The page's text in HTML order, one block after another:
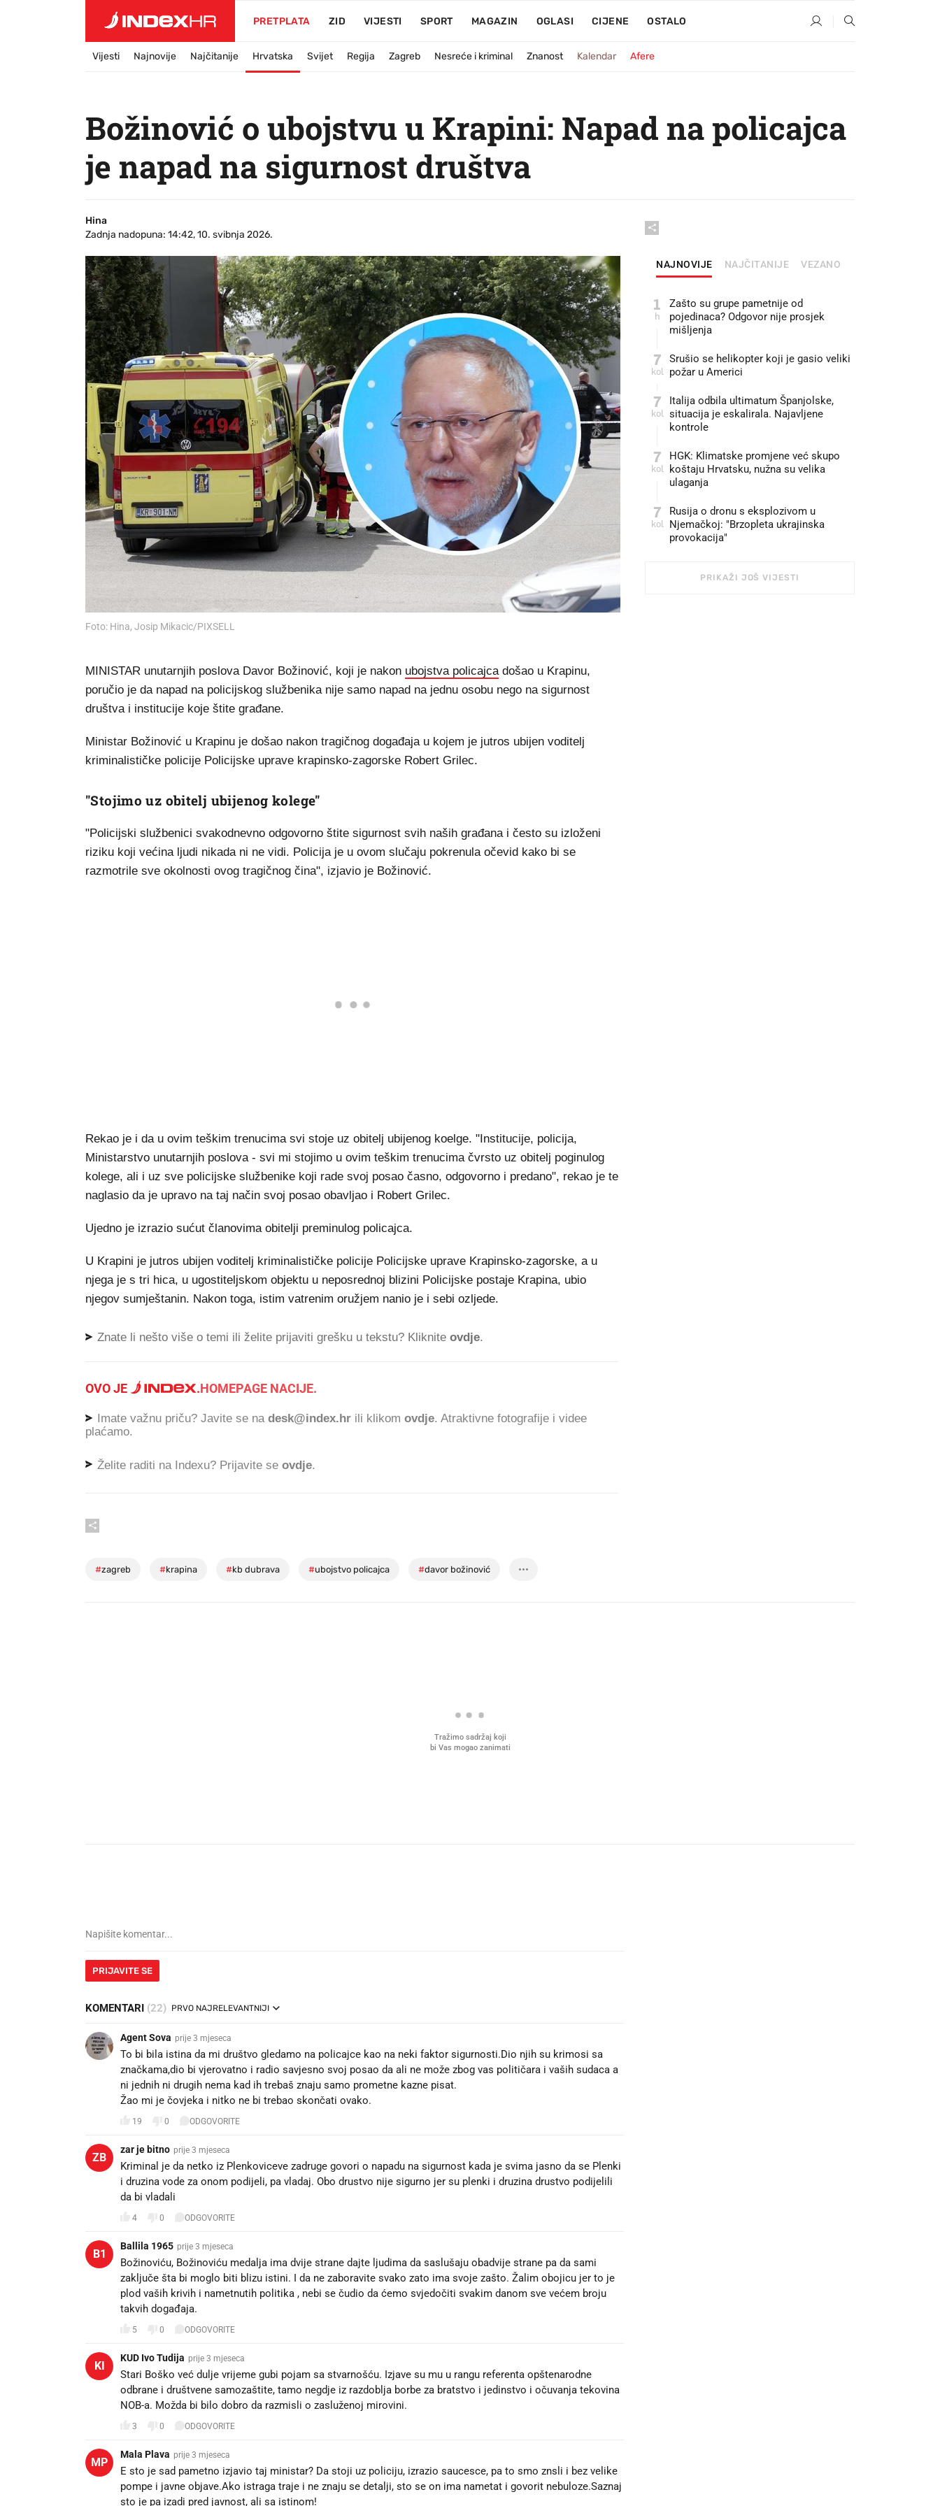
PRETPLATA ZID VIJESTI SPORT MAGAZIN OGLASI CIJENE OSTALO
Vijesti Najnovije Najčitanije Hrvatska Svijet Regija Zagreb Nesreće i kriminal Znanost Kalendar Afere
Božinović o ubojstvu u Krapini: Napad na policajca
je napad na sigurnost društva
Hina
Zadnja nadopuna: 14:42, 10. svibnja 2026.
Foto: Hina, Josip Mikacic/PIXSELL
MINISTAR unutarnjih poslova Davor Božinović, koji je nakon ubojstva policajcadošao u Krapinu,
poručio je da napad na policijskog službenika nije samo napad na jednu osobu nego na sigurnost
društva i institucije koje štite građane.
Ministar Božinović u Krapinu je došao nakon tragičnog događaja u kojem je jutros ubijen voditelj
kriminalističke policije Policijske uprave krapinsko-zagorske Robert Grilec.
"Stojimo uz obitelj ubijenog kolege"
"Policijski službenici svakodnevno odgovorno štite sigurnost svih naših građana i često su izloženi
riziku koji većina ljudi nikada ni ne vidi. Policija je u ovom slučaju pokrenula očevid kako bi se
razmotrile sve okolnosti ovog tragičnog čina", izjavio je Božinović.
Rekao je i da u ovim teškim trenucima svi stoje uz obitelj ubijenog koelge. "Institucije, policija,
Ministarstvo unutarnjih poslova - svi mi stojimo u ovim teškim trenucima čvrsto uz obitelj poginulog
kolege, ali i uz sve policijske službenike koji rade svoj posao časno, odgovorno i predano", rekao je te
naglasio da je upravo na taj način svoj posao obavljao i Robert Grilec.
Ujedno je izrazio sućut članovima obitelji preminulog policajca.
U Krapini je jutros ubijen voditelj kriminalističke policije Policijske uprave Krapinsko-zagorske, a u
njega je s tri hica, u ugostiteljskom objektu u neposrednoj blizini Policijske postaje Krapina, ubio
njegov sumještanin. Nakon toga, istim vatrenim oružjem nanio je i sebi ozljede.
Znate li nešto više o temi ili želite prijaviti grešku u tekstu? Kliknite ovdje.
OVO JE .HOMEPAGE NACIJE.
Imate važnu priču? Javite se na desk@index.hr ili klikom ovdje. Atraktivne fotografije i videe
plaćamo.
Želite raditi na Indexu? Prijavite se ovdje.
#zagreb #krapina #kb dubrava #ubojstvo policajca #davor božinović
NAJNOVIJE NAJČITANIJE VEZANO
1
h
Zašto su grupe pametnije od
pojedinaca? Odgovor nije prosjek
mišljenja
7
kol
Srušio se helikopter koji je gasio veliki
požar u Americi
7
kol
Italija odbila ultimatum Španjolske,
situacija je eskalirala. Najavljene
kontrole
7
kol
HGK: Klimatske promjene već skupo
koštaju Hrvatsku, nužna su velika
ulaganja
7
kol
Rusija o dronu s eksplozivom u
Njemačkoj: "Brzopleta ukrajinska
provokacija"
PRIKAŽI JOŠ VIJESTI
Tražimo sadržaj koji
bi Vas mogao zanimati
PRIJAVITE SE
KOMENTARI (22) PRVO NAJRELEVANTNIJI
Agent Sova prije 3 mjeseca
To bi bila istina da mi društvo gledamo na policajce kao na neki faktor sigurnosti.Dio njih su krimosi sa
značkama,dio bi vjerovatno i radio savjesno svoj posao da ali ne može zbog vas političara i vaših sudaca a
ni jednih ni drugih nema kad ih trebaš znaju samo prometne kazne pisat.
Žao mi je čovjeka i nitko ne bi trebao skončati ovako.
19 0 ODGOVORITE
ZB
zar je bitno prije 3 mjeseca
Kriminal je da netko iz Plenkoviceve zadruge govori o napadu na sigurnost kada je svima jasno da se Plenki
i druzina vode za onom podijeli, pa vladaj. Obo drustvo nije sigurno jer su plenki i druzina drustvo podijelili
da bi vladali
4 0 ODGOVORITE
B1
Ballila 1965 prije 3 mjeseca
Božinoviću, Božinoviću medalja ima dvije strane dajte ljudima da saslušaju obadvije strane pa da sami
zaključe šta bi moglo biti blizu istini. I da ne zaboravite svako zato ima svoje zašto. Žalim obojicu jer to je
plod vaših krivih i nametnutih politika , nebi se čudio da ćemo svjedočiti svakim danom sve većem broju
takvih događaja.
5 0 ODGOVORITE
KI
KUD Ivo Tudija prije 3 mjeseca
Stari Boško već dulje vrijeme gubi pojam sa stvarnošću. Izjave su mu u rangu referenta opštenarodne
odbrane i društvene samozaštite, tamo negdje iz razdoblja borbe za bratstvo i jedinstvo i očuvanja tekovina
NOB-a. Možda bi bilo dobro da razmisli o zasluženoj mirovini.
3 0 ODGOVORITE
MP
Mala Plava prije 3 mjeseca
E sto je sad pametno izjavio taj ministar? Da stoji uz policiju, izrazio saucesce, pa to smo znsli i bez velike
pompe i javne objave.Ako istraga traje i ne znaju se detalji, sto se on ima nametat i govorit nebuloze.Saznaj
sto je pa izadi pred javnost, ali sa istinom!